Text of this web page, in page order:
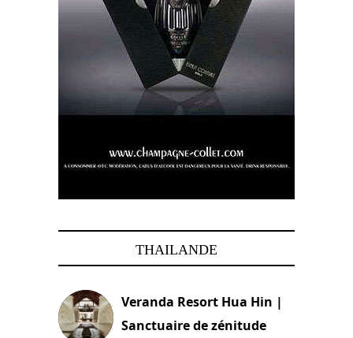
THAILANDE
Veranda Resort Hua Hin |
Sanctuaire de zénitude